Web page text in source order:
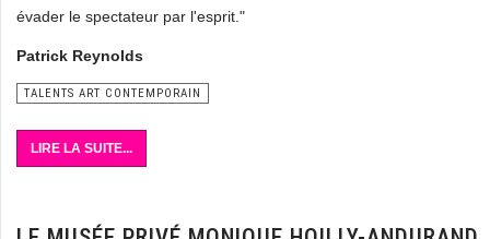
évader le spectateur par l'esprit."
Patrick Reynolds
TALENTS ART CONTEMPORAIN
LIRE LA SUITE...